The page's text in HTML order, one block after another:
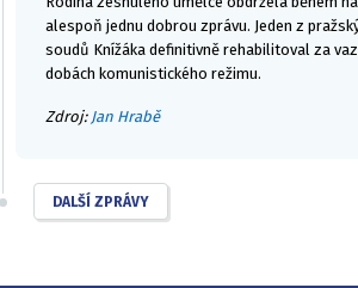
alespoň jednu dobrou zprávu. Jeden z
soudů Knížáka definitivně rehabilitoval za
dobách komunistického režimu.
Zdroj: Jan Hrabě
DALŠÍ ZPRÁVY